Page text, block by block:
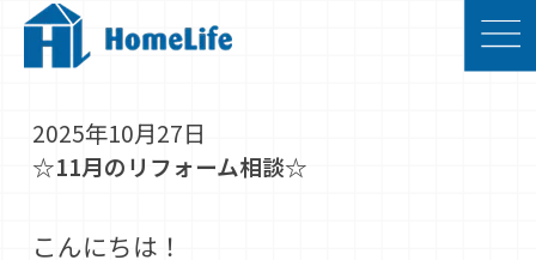
2025年10月27日
☆11月のリフォーム相談☆
こんにちは！